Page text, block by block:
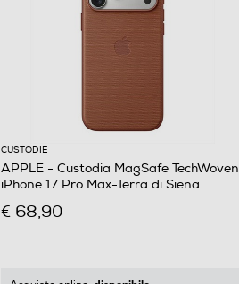
CUSTODIE
APPLE - Custodia MagSafe TechWoven
iPhone 17 Pro Max-Terra di Siena
€ 68,90